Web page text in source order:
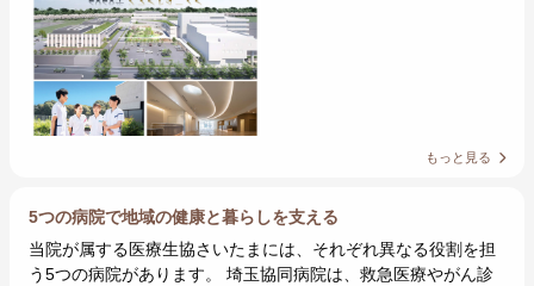
もっと見る
5つの病院で地域の健康と暮らしを支える
当院が属する医療生協さいたまには、それぞれ異なる役割を担
う5つの病院があります。 埼玉協同病院は、救急医療やがん診